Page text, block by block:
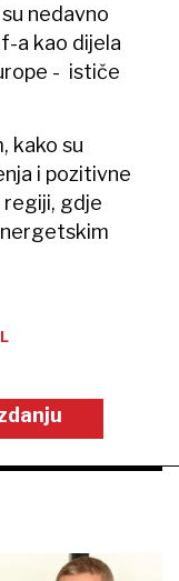
nedavno
a kao dijela
- ističe
kako su
i pozitivne
regiji, gdje